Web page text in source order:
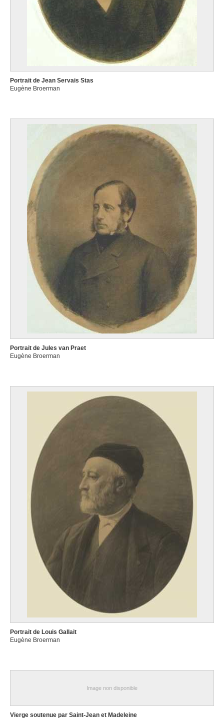
Portrait de Jean Servais Stas
Eugène Broerman
Portrait de Jules van Praet
Eugène Broerman
Portrait de Louis Gallait
Eugène Broerman
Image non disponible
Vierge soutenue par Saint-Jean et Madeleine